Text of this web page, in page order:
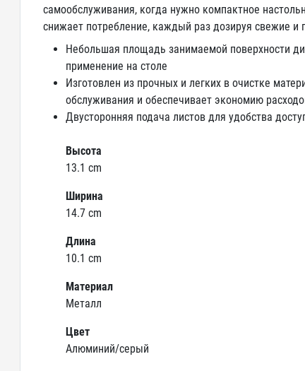
самообслуживания, когда нужно компактное
снижает потребление, каждый раз дозируя свежие и
Небольшая площадь занимаемой поверхности
применение на столе
Изготовлен из прочных и легких в очистке
обслуживания и обеспечивает экономию
Двусторонняя подача листов для удобства
Высота
13.1 cm
Ширина
14.7 cm
Длина
10.1 cm
Материал
Металл
Цвет
Алюминий/серый